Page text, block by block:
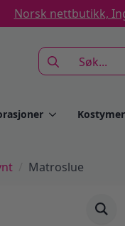
Norsk nettbutikk,
Search
for:
Kostymer
Matroslue